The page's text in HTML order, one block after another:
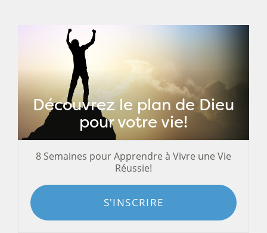
Découvrez le plan de Dieu
pour votre vie!
8 Semaines pour Apprendre à Vivre une Vie
Réussie!
S'INSCRIRE